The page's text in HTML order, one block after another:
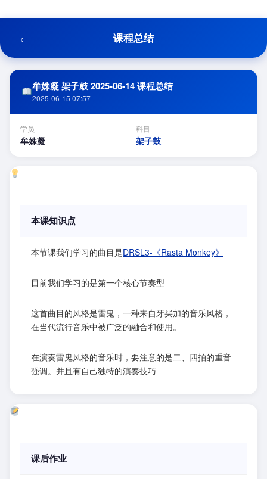
至
容
‹ 课程总结
牟姝凝 架子鼓 2025-06-14 课程总结
2025-06-15 07:57
学员
牟姝凝
科目
架子鼓
本课知识点
本节课我们学习的曲目是DRSL3-《Rasta Monkey》
目前我们学习的是第一个核心节奏型
这首曲目的风格是雷鬼，一种来自牙买加的音乐风格，
在当代流行音乐中被广泛的融合和使用。
在演奏雷鬼风格的音乐时，要注意的是二、四拍的重音
强调。并且有自己独特的演奏技巧
课后作业